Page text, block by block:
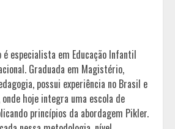
especialista em Educação Infantil
Graduada em Magistério,
possui experiência no Brasil e
onde hoje integra uma escola de
princípios da abordagem Pikler.